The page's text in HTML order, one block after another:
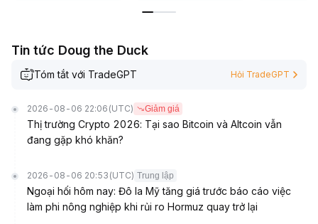
Tin tức Doug the Duck
Tóm tắt với TradeGPT Hỏi TradeGPT
2026-08-06 22:06 (UTC) Giảm giá
Thị trường Crypto 2026: Tại sao Bitcoin và Altcoin vẫn
đang gặp khó khăn?
2026-08-06 20:53 (UTC) Trung lập
Ngoại hối hôm nay: Đô la Mỹ tăng giá trước báo cáo việc
làm phi nông nghiệp khi rủi ro Hormuz quay trở lại